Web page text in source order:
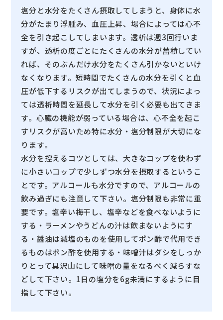
塩分と水分をたくさん摂取してしまうと、身体に水
分がたまり浮腫み、血圧上昇、場合によっては心不
全を引き起こしてしまいます。透析は週3回行いま
すが、透析の度ごとにたくさんの水分が蓄積してい
れば、そのぶんだけ水分をたくさん引かないといけ
なくなります。短時間でたくさんの水分を引くと血
圧が低下するリスクが出てしまうので、状況によっ
ては透析時間を延長して水分を引く必要も出てきま
す。心臓の機能が弱っている場合は、心不全を起こ
すリスクが高いため特に水分・塩分制限が大切にな
ります。
水分を控えるコツとしては、大きなコップを使わず
に小さいコップで少しずつ水分を摂取するというこ
とです。アルコールも水分ですので、アルコールの
飲み過ぎにも注意して下さい。塩分制限も非常に重
要です。塩辛い梅干し、塩辛などを食べないように
する・ラーメンやうどんの汁は飲まないようにす
る・醤油は減塩のものを使用してポン酢で代用でき
るものはポン酢を使用する・味噌汁はダシをしっか
りとって具沢山にして味噌の量をなるべく減らすな
どして下さい。1日の塩分を6g未満にするように目
指して下さい。